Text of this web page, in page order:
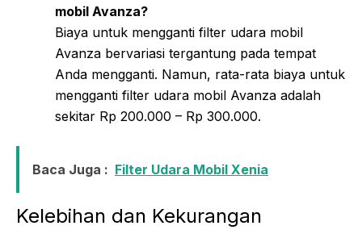
mobil Avanza?
Biaya untuk mengganti filter udara mobil
Avanza bervariasi tergantung pada tempat
Anda mengganti. Namun, rata-rata biaya untuk
mengganti filter udara mobil Avanza adalah
sekitar Rp 200.000 – Rp 300.000.
Baca Juga : Filter Udara Mobil Xenia
Kelebihan dan Kekurangan